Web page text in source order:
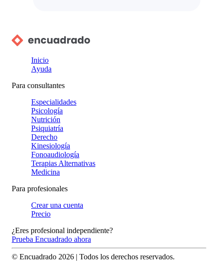
Inicio
Ayuda
Para consultantes
Especialidades
Psicología
Nutrición
Psiquiatría
Derecho
Kinesiología
Fonoaudiología
Terapias Alternativas
Medicina
Para profesionales
Crear una cuenta
Precio
¿Eres profesional independiente?
Prueba Encuadrado ahora
© Encuadrado 2026 | Todos los derechos reservados.